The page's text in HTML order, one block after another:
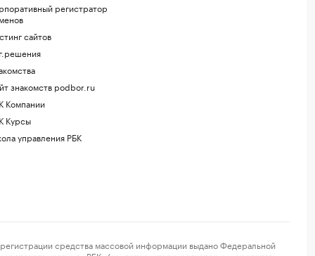
регистратор
сайтов
знакомств podbor.ru
Компании
Курсы
управления РБК
средства массовой информации выдано Федеральной